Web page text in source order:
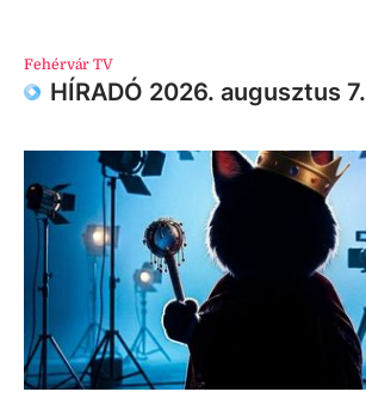
Fehérvár TV
HÍRADÓ 2026. augusztus 7.